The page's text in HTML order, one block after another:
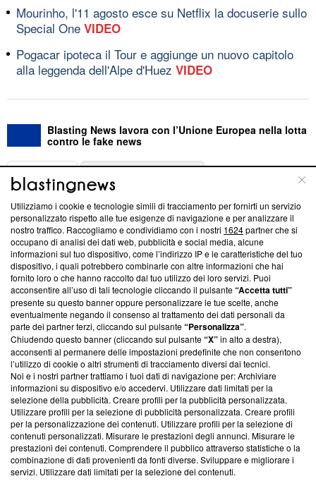
Mourinho, l'11 agosto esce su Netflix la docuserie sullo
Special One VIDEO
Pogacar ipoteca il Tour e aggiunge un nuovo capitolo
alla leggenda dell'Alpe d'Huez VIDEO
Blasting News lavora con l’Unione Europea nella lotta
contro le fake news
ABOUT
Questa sezione offre informazioni trasparenti su Blasting
News, sui nostri processi editoriali e su come ci impegniamo a
creare news di qualità. Inoltre, afferma la nostra aderenza a
‘Trust Project - News with Integrity’Blasting News non è
ancora membro del programma, ma ha richiesto di farne
parte; Trust Project non ha ancora effettuato una verifica di
conformità agli standard.
Su di noi
Team editoriale
Corporate
Redazione
Informativa Privacy
Cookie Policy
Utilizziamo i cookie e tecnologie simili di tracciamento per fornirti un servizio
personalizzato rispetto alle tue esigenze di navigazione e per analizzare il
nostro traffico. Raccogliamo e condividiamo con i nostri 1624partner che si
occupano di analisi dei dati web, pubblicità e social media, alcune
informazioni sul tuo dispositivo, come l’indirizzo IP e le caratteristiche del tuo
dispositivo, i quali potrebbero combinarle con altre informazioni che hai
fornito loro o che hanno raccolto dal tuo utilizzo dei loro servizi. Puoi
acconsentire all’uso di tali tecnologie cliccando il pulsante“Accetta tutti”
presente su questo banner oppure personalizzare le tue scelte, anche
eventualmente negando il consenso al trattamento dei dati personali da
parte dei partner terzi, cliccando sul pulsante“Personalizza”.
Chiudendo questo banner (cliccando sul pulsante“X”in alto a destra),
acconsenti al permanere delle impostazioni predefinite che non consentono
l’utilizzo di cookie o altri strumenti di tracciamento diversi dai tecnici.
Noi e i nostri partner trattiamo i tuoi dati di navigazione per: Archiviare
informazioni su dispositivo e/o accedervi. Utilizzare dati limitati per la
selezione della pubblicità. Creare profili per la pubblicità personalizzata.
Utilizzare profili per la selezione di pubblicità personalizzata. Creare profili
per la personalizzazione dei contenuti. Utilizzare profili per la selezione di
contenuti personalizzati. Misurare le prestazioni degli annunci. Misurare le
prestazioni dei contenuti. Comprendere il pubblico attraverso statistiche o la
combinazione di dati provenienti da fonti diverse. Sviluppare e migliorare i
servizi. Utilizzare dati limitati per la selezione dei contenuti.